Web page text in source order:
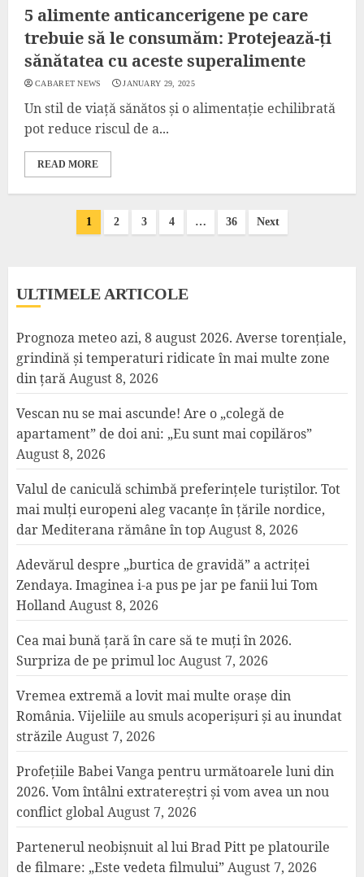
5 alimente anticancerigene pe care
trebuie să le consumăm: Protejează-ți
sănătatea cu aceste superalimente
CABARET NEWS JANUARY 29, 2025
Un stil de viață sănătos și o alimentație echilibrată
pot reduce riscul de a...
READ MORE
1 2 3 4 … 36 Next
ULTIMELE ARTICOLE
Prognoza meteo azi, 8 august 2026. Averse torențiale,
grindină și temperaturi ridicate în mai multe zone
din țarăAugust 8, 2026
Vescan nu se mai ascunde! Are o „colegă de
apartament” de doi ani: „Eu sunt mai copilăros”
August 8, 2026
Valul de caniculă schimbă preferințele turiștilor. Tot
mai mulți europeni aleg vacanțe în țările nordice,
dar Mediterana rămâne în top August 8, 2026
Adevărul despre „burtica de gravidă” a actriței
Zendaya. Imaginea i-a pus pe jar pe fanii lui Tom
HollandAugust 8, 2026
Cea mai bună țară în care să te muți în 2026.
Surpriza de pe primul locAugust 7, 2026
Vremea extremă a lovit mai multe orașe din
România. Vijeliile au smuls acoperișuri și au inundat
străzile August 7, 2026
Profețiile Babei Vanga pentru următoarele luni din
2026. Vom întâlni extratereștri și vom avea un nou
conflict globalAugust 7, 2026
Partenerul neobișnuit al lui Brad Pitt pe platourile
de filmare: „Este vedeta filmului”August 7, 2026